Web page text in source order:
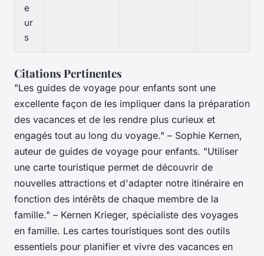
e
ur
s
Citations Pertinentes
"Les guides de voyage pour enfants sont une
excellente façon de les impliquer dans la préparation
des vacances et de les rendre plus curieux et
engagés tout au long du voyage." – Sophie Kernen,
auteur de guides de voyage pour enfants. "Utiliser
une carte touristique permet de découvrir de
nouvelles attractions et d'adapter notre itinéraire en
fonction des intérêts de chaque membre de la
famille." – Kernen Krieger, spécialiste des voyages
en famille. Les cartes touristiques sont des outils
essentiels pour planifier et vivre des vacances en